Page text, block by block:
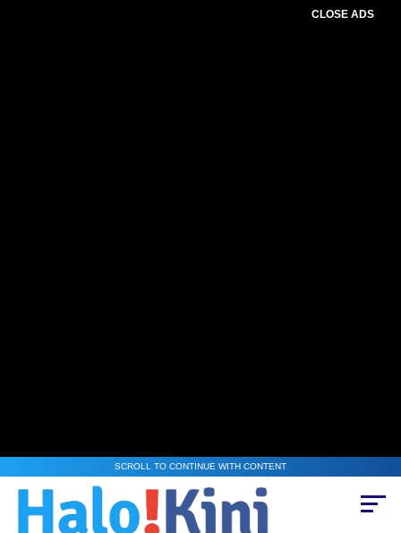
CLOSE ADS
SCROLL TO CONTINUE WITH CONTENT